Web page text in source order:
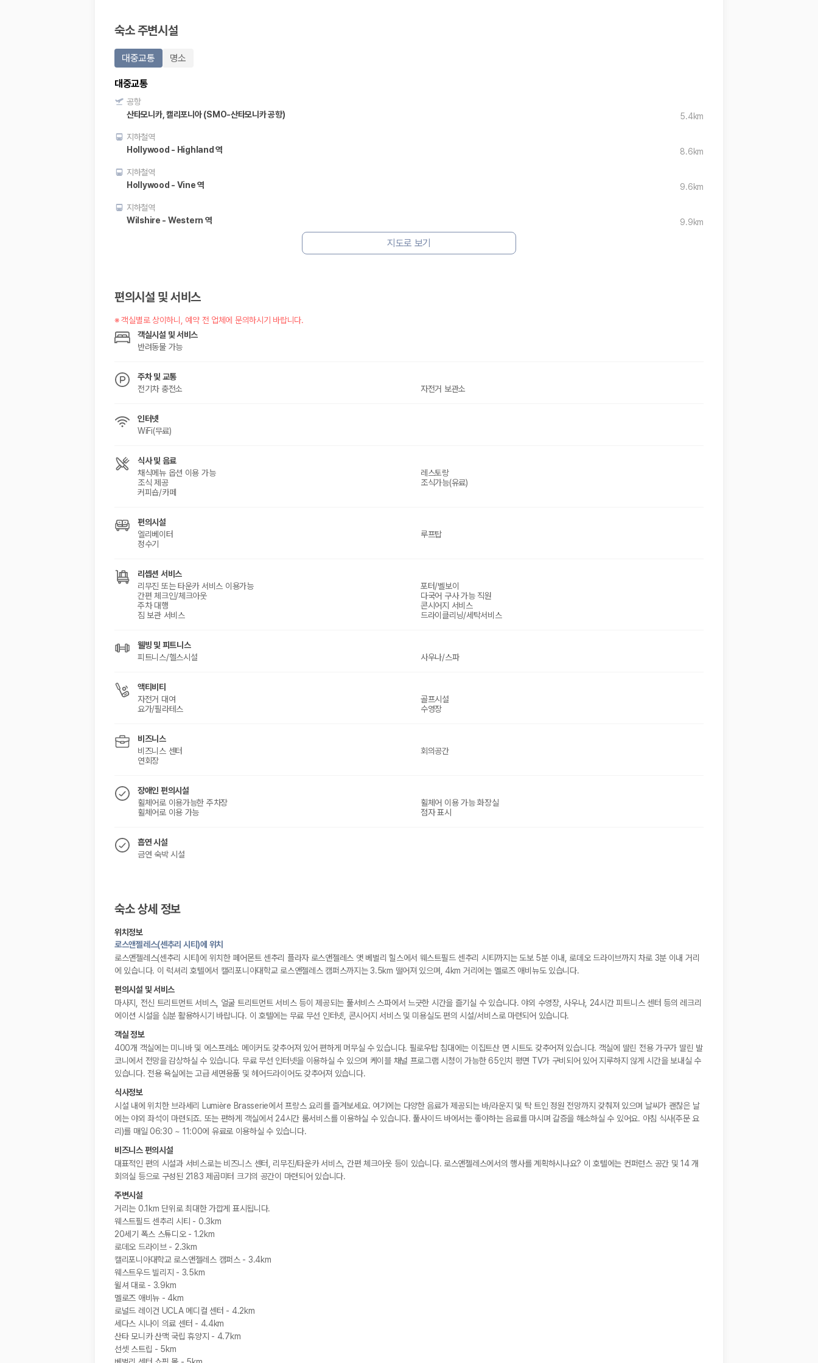
제주렌트카 가격비교 자주 묻는 질문
A. 대여일, 반납일, 인수 지역을 선택하면 제주도 렌트카 업체별 가격, 차종, 보험 조건, 예약 가능 차량을 한 번에 비교할 수 있습니다.
Q. 제주 렌트카 최저가는 무엇을 기준으로 비교해야 하나요?
Q. 제주 렌트카 가격비교 시 보험도 함께 비교할 수 있나요?
Q. 가족 여행에는 어떤 제주 렌트카를 비교해야 하나요?
제주렌트카 가격비교 주요 링크
숙소 주변시설
대중교통 명소
대중교통
공항
산타모니카, 캘리포니아 (SMO-산타모니카 공항)
5.4km
지하철역
Hollywood - Highland 역
8.6km
지하철역
Hollywood - Vine 역
9.6km
지하철역
Wilshire - Western 역
9.9km
지도로 보기
편의시설 및 서비스
※객실별로 상이하니, 예약 전 업체에 문의하시기 바랍니다.
객실시설 및 서비스
반려동물 가능
주차 및 교통
전기차 충전소
자전거 보관소
인터넷
WiFi(무료)
식사 및 음료
채식메뉴 옵션 이용 가능
레스토랑
조식 제공
조식가능(유료)
커피숍/카페
편의시설
엘리베이터
루프탑
정수기
리셉션 서비스
리무진 또는 타운카 서비스 이용가능
포터/벨보이
간편 체크인/체크아웃
다국어 구사 가능 직원
주차 대행
콘시어지 서비스
짐 보관 서비스
드라이클리닝/세탁서비스
웰빙 및 피트니스
피트니스/헬스시설
사우나/스파
액티비티
자전거 대여
골프시설
요가/필라테스
수영장
비즈니스
비즈니스 센터
회의공간
연회장
장애인 편의시설
휠체어로 이용가능한 주차장
휠체어 이용 가능 화장실
휠체어로 이용 가능
점자 표시
흡연 시설
금연 숙박 시설
숙소 상세 정보
위치정보
로스앤젤레스(센추리 시티)에 위치
로스앤젤레스(센추리 시티)에 위치한 페어몬트 센추리 플라자 로스앤젤레스 앳 베벌리 힐스에서 웨스트필드 센추리 시티까지는 도보 5분 이내, 로데오 드라이브까지 차로 3분 이내 거리
에 있습니다. 이 럭셔리 호텔에서 캘리포니아대학교 로스앤젤레스 캠퍼스까지는 3.5km 떨어져 있으며, 4km 거리에는 멜로즈 애비뉴도 있습니다.
편의시설 및 서비스
마사지, 전신 트리트먼트 서비스, 얼굴 트리트먼트 서비스 등이 제공되는 풀서비스 스파에서 느긋한 시간을 즐기실 수 있습니다. 야외 수영장, 사우나, 24시간 피트니스 센터 등의 레크리
에이션 시설을 십분 활용하시기 바랍니다. 이 호텔에는 무료 무선 인터넷, 콘시어지 서비스 및 미용실도 편의 시설/서비스로 마련되어 있습니다.
객실 정보
400개 객실에는 미니바 및 에스프레소 메이커도 갖추어져 있어 편하게 머무실 수 있습니다. 필로우탑 침대에는 이집트산 면 시트도 갖추어져 있습니다. 객실에 딸린 전용 가구가 딸린 발
코니에서 전망을 감상하실 수 있습니다. 무료 무선 인터넷을 이용하실 수 있으며 케이블 채널 프로그램 시청이 가능한 65인치 평면 TV가 구비되어 있어 지루하지 않게 시간을 보내실 수
있습니다. 전용 욕실에는 고급 세면용품 및 헤어드라이어도 갖추어져 있습니다.
식사정보
시설 내에 위치한 브라세리 Lumière Brasserie에서 프랑스 요리를 즐겨보세요. 여기에는 다양한 음료가 제공되는 바/라운지 및 탁 트인 정원 전망까지 갖춰져 있으며 날씨가 괜찮은 날
에는 야외 좌석이 마련되죠. 또는 편하게 객실에서 24시간 룸서비스를 이용하실 수 있습니다. 풀사이드 바에서는 좋아하는 음료를 마시며 갈증을 해소하실 수 있어요. 아침 식사(주문 요
리)를 매일 06:30 ~ 11:00에 유료로 이용하실 수 있습니다.
비즈니스 편의시설
대표적인 편의 시설과 서비스로는 비즈니스 센터, 리무진/타운카 서비스, 간편 체크아웃 등이 있습니다. 로스앤젤레스에서의 행사를 계획하시나요? 이 호텔에는 컨퍼런스 공간 및 14 개
회의실 등으로 구성된 2183 제곱미터 크기의 공간이 마련되어 있습니다.
주변시설
거리는 0.1km 단위로 최대한 가깝게 표시됩니다.
웨스트필드 센추리 시티 - 0.3km
20세기 폭스 스튜디오 - 1.2km
로데오 드라이브 - 2.3km
캘리포니아대학교 로스앤젤레스 캠퍼스 - 3.4km
웨스트우드 빌리지 - 3.5km
윌셔 대로 - 3.9km
멜로즈 애비뉴 - 4km
로널드 레이건 UCLA 메디컬 센터 - 4.2km
세다스 시나이 의료 센터 - 4.4km
산타 모니카 산맥 국립 휴양지 - 4.7km
선셋 스트립 - 5km